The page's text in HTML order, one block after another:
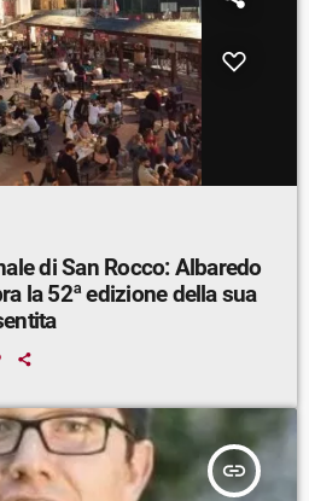
di San Rocco: Albaredo
la 52ª edizione della sua
insert_link